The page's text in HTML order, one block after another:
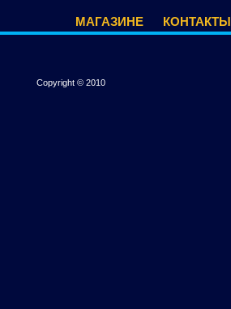
МАГАЗИНЕ
КОНТАКТЫ
Copyright © 2010